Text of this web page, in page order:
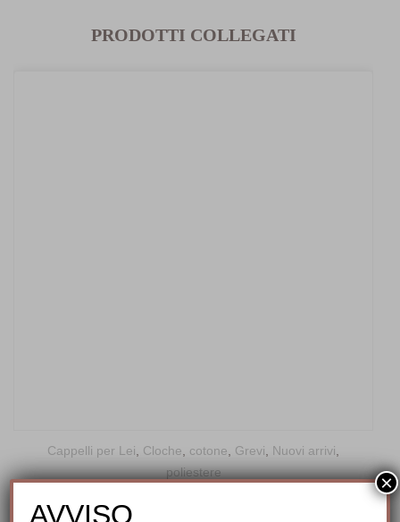
PRODOTTI COLLEGATI
Cappelli per Lei, Cloche, cotone, Grevi, Nuovi arrivi,
poliestere
AVVISO
×